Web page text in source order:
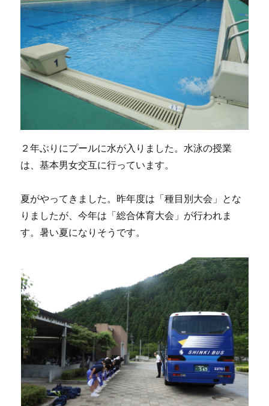
２年ぶりにプールに水が入りました。水泳の授業
は、基本男女交互に行っています。
夏がやってきました。昨年度は「種目別大会」とな
りましたが、今年は「総合体育大会」が行われま
す。暑い夏になりそうです。